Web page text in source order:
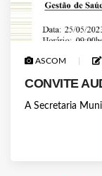
ASCOM
CONVITE
A Secretaria